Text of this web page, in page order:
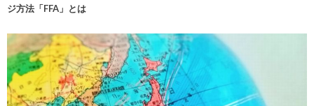
ジ方法「FFA」とは